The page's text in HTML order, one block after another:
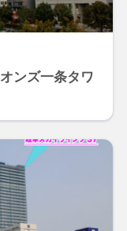
ンズ一条タワ